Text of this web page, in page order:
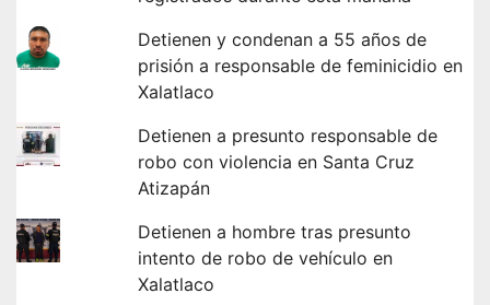
Detienen y condenan a 55 años de
prisión a responsable de feminicidio en
Xalatlaco
Detienen a presunto responsable de
robo con violencia en Santa Cruz
Atizapán
Detienen a hombre tras presunto
intento de robo de vehículo en
Xalatlaco